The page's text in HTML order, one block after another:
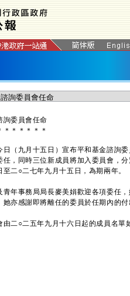
詢委員會任命
＊ ＊ ＊ ＊ ＊ ＊
九月十五日）宣布平和基金諮詢委
任，同時三位新成員將加入委員會，
至二○二七年九月十五日，為期兩年。
事務局局長麥美娟歡迎各項委任，
她亦感謝即將離任的委員於任期內的付
○二五年九月十六日起的成員名單